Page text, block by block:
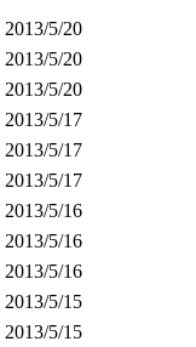
2013/5/20
2013/5/20
2013/5/20
2013/5/17
2013/5/17
2013/5/17
2013/5/16
2013/5/16
2013/5/16
2013/5/15
2013/5/15